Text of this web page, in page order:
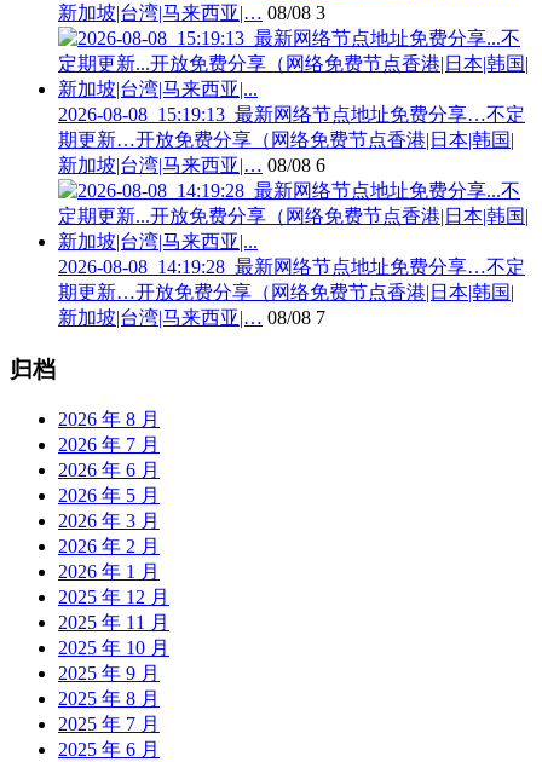
新加坡|台湾|马来西亚|… 08/08 3
2026-08-08_15:19:13_最新网络节点地址免费分享…不定
期更新…开放免费分享（网络免费节点香港|日本|韩国|
新加坡|台湾|马来西亚|… 08/08 6
2026-08-08_14:19:28_最新网络节点地址免费分享…不定
期更新…开放免费分享（网络免费节点香港|日本|韩国|
新加坡|台湾|马来西亚|… 08/08 7
归档
2026 年 8 月
2026 年 7 月
2026 年 6 月
2026 年 5 月
2026 年 3 月
2026 年 2 月
2026 年 1 月
2025 年 12 月
2025 年 11 月
2025 年 10 月
2025 年 9 月
2025 年 8 月
2025 年 7 月
2025 年 6 月